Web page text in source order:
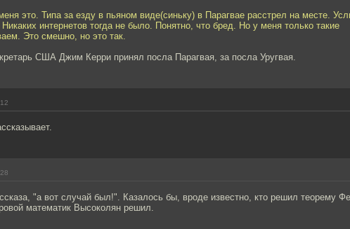
это. Типа за езду в пьяном виде(синьку) в Парагвае расстрел на месте.
интернетов тогда не было. Понятно, что бред. Но у меня только такие
Это смешно, но это так.
США Джим Керри принял посла Парагвая, за посла Уругвая.
"а вот случай был!". Казалось бы, вроде известно, кто решил теорему
математик Высоколян решил.